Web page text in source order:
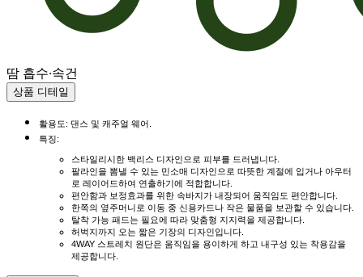
땀 흡수·속건
상품 디테일
활용도: 댄스 및 캐주얼 웨어.
특징:
스타일리시한 백리스 디자인으로 피부를 드러냅니다.
팔라인을 뽐낼 수 있는 민소매 디자인으로 따뜻한 계절에 입거나 아우터
로 레이어드하여 연출하기에 적합합니다.
편안함과 보정효과를 위한 속바지가 내장되어 움직임도 편안합니다.
한쪽의 옆주머니로 이동 중 신용카드나 작은 물품을 보관할 수 있습니다.
탈착 가능 패드는 필요에 따라 맞춤형 지지력을 제공합니다.
허벅지까지 오는 짧은 기장의 디자인입니다.
4WAY 스트레치 원단은 움직임을 용이하게 하고 내구성 있는 착용감을
제공합니다.